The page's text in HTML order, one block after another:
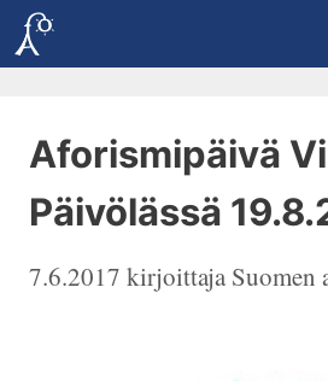
Siirry
sisältöön
Aforismipäivä
Päivölässä
7.6.2017 kirjoittajaSuomen